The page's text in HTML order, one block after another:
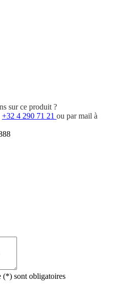
sur ce produit ?
+32 4 290 71 21 ou par mail à
(*) sont obligatoires